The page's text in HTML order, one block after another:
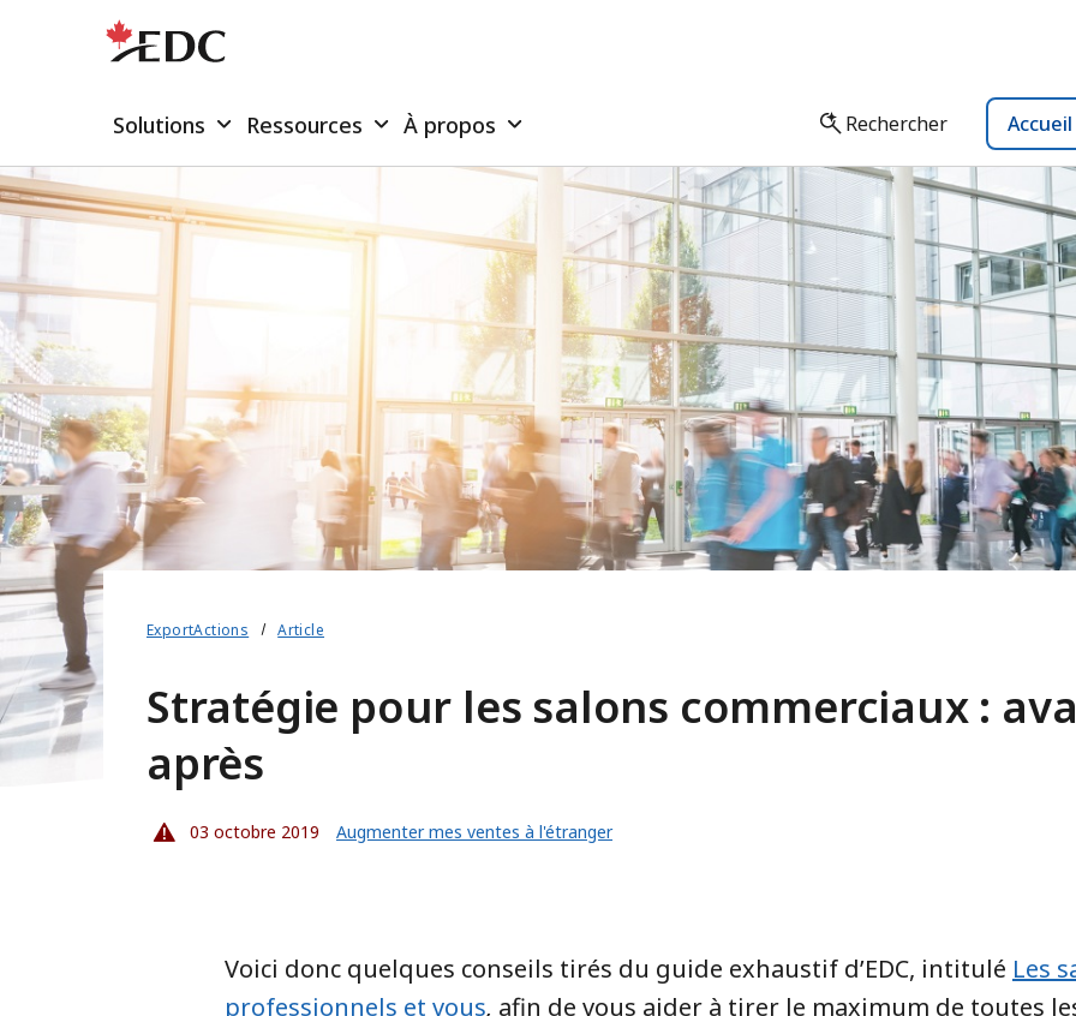
Solutions Ressources À propos Rechercher
ExportActions Article
Stratégie pour les salons commerciaux :
après
03 octobre 2019 Augmenter mes ventes à l'étranger
Voici donc quelques conseils tirés du guide exhaustif d’EDC, intitulé Les
professionnels et vous, afin de vous aider à tirer le maximum de toutes